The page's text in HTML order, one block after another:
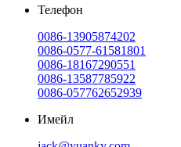
Телефон
0086-13905874202
0086-0577-61581801
0086-18167290551
0086-13587785922
0086-057762652939
Имейл